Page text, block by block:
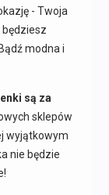
- Twoja
modna i
są za
sklepów
wyjątkowym
nie będzie